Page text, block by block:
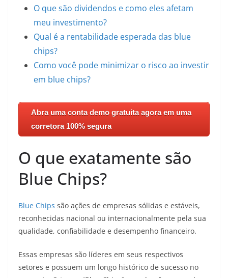
O que são dividendos e como eles afetam
meu investimento?
Qual é a rentabilidade esperada das blue
chips?
Como você pode minimizar o risco ao investir
em blue chips?
Abra uma conta demo gratuita agora em uma
corretora 100% segura
O que exatamente são
Blue Chips?
Blue Chips são ações de empresas sólidas e estáveis,
reconhecidas nacional ou internacionalmente pela sua
qualidade, confiabilidade e desempenho financeiro.
Essas empresas são líderes em seus respectivos
setores e possuem um longo histórico de sucesso no